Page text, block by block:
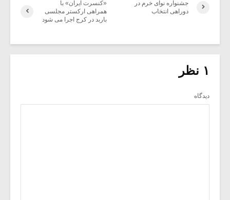
«کنسرت ایران» با
همراهی ارکستر مجلسی
باربد در کرج اجرا می شود
جشنواره نوای خرم در
دوراهی انتخاب
۱ نظر
دیدگاه